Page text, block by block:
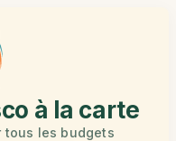
à la carte
tous les budgets